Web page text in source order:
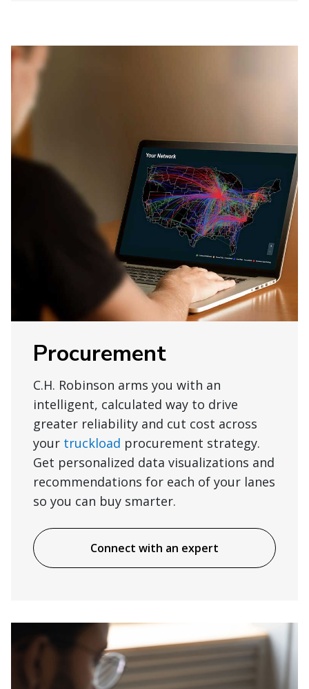
Procurement
C.H. Robinson arms you with an
intelligent, calculated way to drive
greater reliability and cut cost across
your truckload procurement strategy.
Get personalized data visualizations and
recommendations for each of your lanes
so you can buy smarter.
Connect with an expert